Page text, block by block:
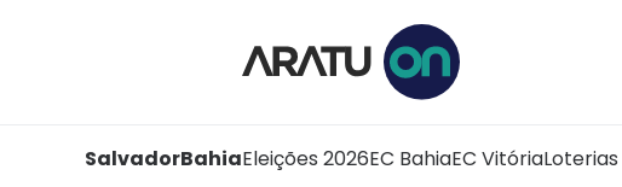
SalvadorBahiaEleições 2026EC BahiaEC VitóriaLoterias